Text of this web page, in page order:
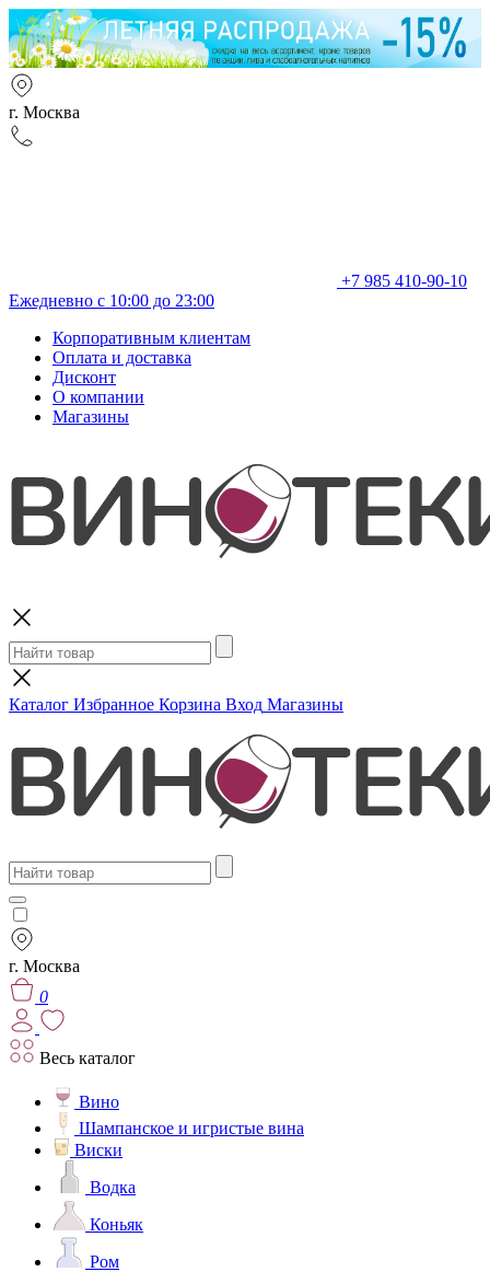
г. Москва
+7 985 410-90-10
Ежедневно с 10:00 до 23:00
Корпоративным клиентам
Оплата и доставка
Дисконт
О компании
Магазины
Каталог Избранное Корзина Вход Магазины
г. Москва
0
Весь каталог
Вино
Шампанское и игристые вина
Виски
Водка
Коньяк
Ром